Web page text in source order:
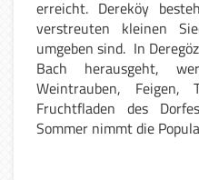
erreicht. Dereköy
verstreuten kleinen
umgeben sind. In
Bach herausgeht,
Weintrauben, Feigen,
Fruchtfladen des
Sommer nimmt die